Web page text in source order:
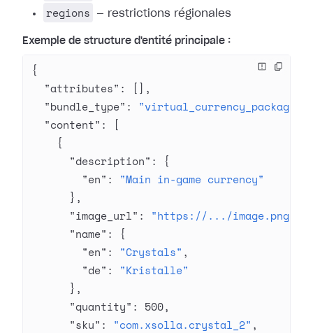
regions — restrictions régionales
Exemple de structure d'entité principale :
{
  "attributes"
: [],
  "bundle_type"
: "virtual_currency_package"
  "content"
: [
    {
      "description"
: {
        "en"
: "Main in-game currency"
      },
      "image_url"
: "https://.../image.png"
      "name"
: {
        "en"
: "Crystals" ,
        "de"
: "Kristalle"
      },
      "quantity"
: 500,
      "sku"
: "com.xsolla.crystal_2" ,